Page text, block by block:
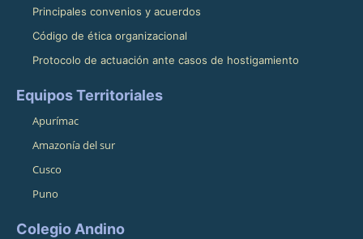
Principales convenios y acuerdos
Código de ética organizacional
Protocolo de actuación ante casos de hostigamiento
Equipos Territoriales
Apurímac
Amazonía del sur
Cusco
Puno
Colegio Andino